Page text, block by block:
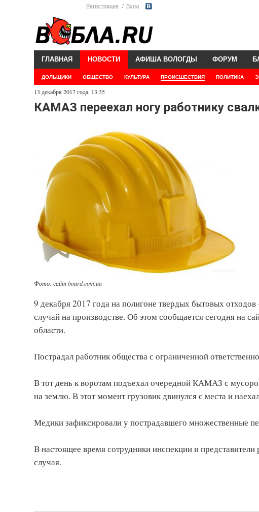
Регистрация Вход
ГЛАВНАЯ НОВОСТИ
ДОЛЬЩИКИ ОБЩЕСТВО КУЛЬТУРА ПРОИСШЕСТВИЯ ПОЛИТИКА
АФИША ВОЛОГДЫ ФОРУМ
13 декабря 2017 года. 13:35
КАМАЗ переехал ногу работнику
Фото: сайт board.com.ua
9 декабря 2017 года на полигоне твердых бытовых
случай на производстве. Об этом сообщается сегодня на
области.
Пострадал работник общества с ограниченной
В тот день к воротам подъехал очередной КАМАЗ с
на землю. В этот момент грузовик двинулся с места и
Медики зафиксировали у пострадавшего множественные
В настоящее время сотрудники инспекции и
случая.